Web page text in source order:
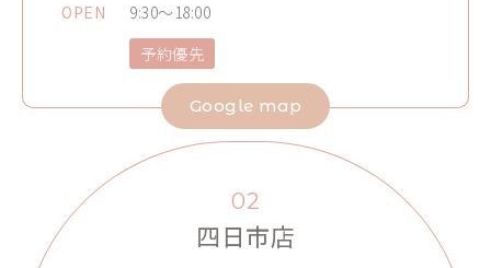
OPEN
9:30～18:00
予約優先
Google map
02
四日市店